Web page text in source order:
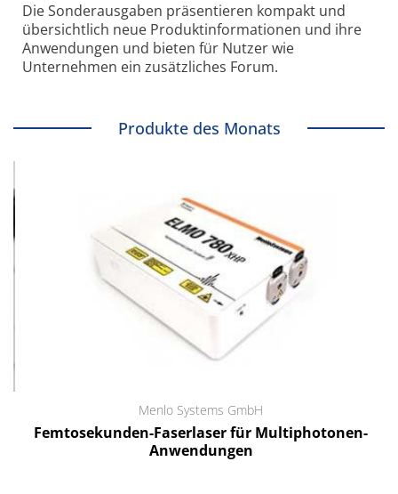
Die Sonder­ausgaben präsentieren kompakt und
übersichtlich neue Produkt­informationen und ihre
Anwendungen und bieten für Nutzer wie
Unternehmen ein zusätzliches Forum.
Produkte des Monats
Menlo Systems GmbH
Femtosekunden-Faserlaser für Multiphotonen-
Anwendungen